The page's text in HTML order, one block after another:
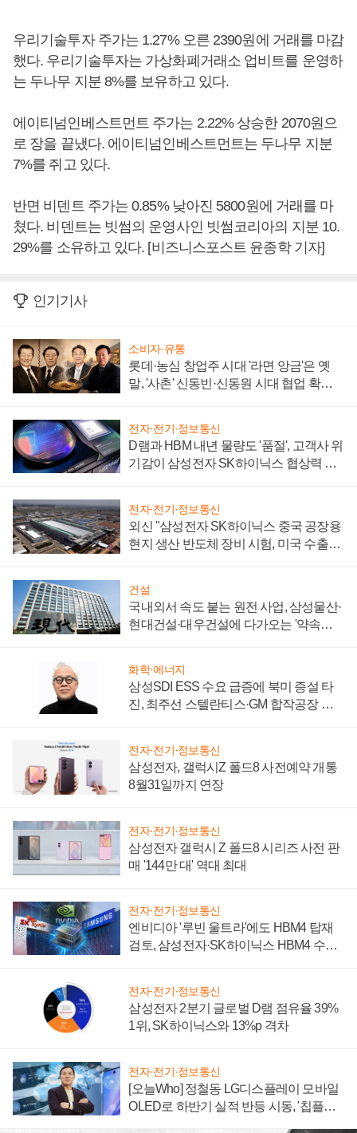
우리기술투자 주가는 1.27% 오른 2390원에 거래를 마감
했다. 우리기술투자는 가상화폐거래소 업비트를 운영하
는 두나무 지분 8%를 보유하고 있다.
에이티넘인베스트먼트 주가는 2.22% 상승한 2070원으
로 장을 끝냈다. 에이티넘인베스트먼트는 두나무 지분
7%를 쥐고 있다.
반면 비덴트 주가는 0.85% 낮아진 5800원에 거래를 마
쳤다. 비덴트는 빗썸의 운영사인 빗썸코리아의 지분 10.
29%를 소유하고 있다. [비즈니스포스트 윤종학 기자]
인기기사
소비자·유통
롯데·농심 창업주 시대 '라면 앙금'은 옛
말, '사촌' 신동빈·신동원 시대 협업 확대
전자·전기·정보통신
D램과 HBM 내년 물량도 '품절', 고객사 위
기감이 삼성전자 SK하이닉스 협상력 더
전자·전기·정보통신
외신 "삼성전자 SK하이닉스 중국 공장용
현지 생산 반도체 장비 시험, 미국 수출통
건설
국내외서 속도 붙는 원전 사업, 삼성물산·
현대건설·대우건설에 다가오는 '약속의
화학·에너지
삼성SDI ESS 수요 급증에 북미 증설 타
진, 최주선 스텔란티스·GM 합작공장 건
전자·전기·정보통신
삼성전자, 갤럭시Z 폴드8 사전예약 개통
8월31일까지 연장
전자·전기·정보통신
삼성전자 갤럭시 Z 폴드8 시리즈 사전 판
매 '144만 대' 역대 최대
전자·전기·정보통신
엔비디아 '루빈 울트라'에도 HBM4 탑재
검토, 삼성전자·SK하이닉스 HBM4 수율
전자·전기·정보통신
삼성전자 2분기 글로벌 D램 점유율 39%
1위, SK하이닉스와 13%p 격차
전자·전기·정보통신
[오늘Who] 정철동 LG디스플레이 모바일
OLED로 하반기 실적 반등 시동, '칩플레